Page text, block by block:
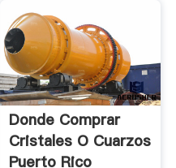
Donde Comprar
Cristales O Cuarzos
Puerto Rico